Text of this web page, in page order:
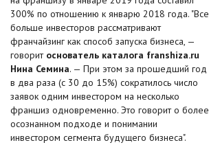
300% по отношению к январю 2018 года. "Все
больше инвесторов рассматривают
франчайзинг как способ запуска бизнеса, —
говорит основатель каталога franshiza.ru
Нина Семина. — При этом за прошедший год
в два раза (с 30 до 15%) сократилось число
заявок одним инвестором на несколько
франшиз одновременно. Это говорит о более
осознанном подходе и понимании
инвестором сегмента будущего бизнеса".